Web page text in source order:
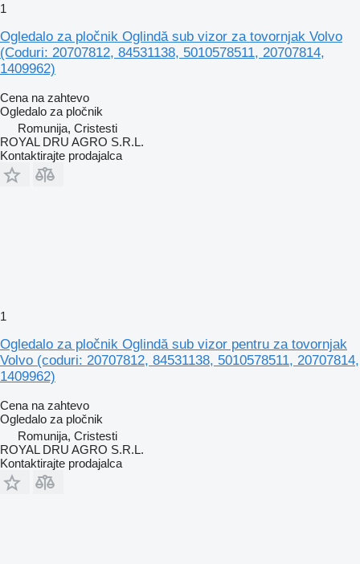
1
Ogledalo za pločnik Oglindă sub vizor za tovornjak Volvo
(Coduri: 20707812, 84531138, 5010578511, 20707814,
1409962)
Cena na zahtevo
Ogledalo za pločnik
Romunija, Cristesti
ROYAL DRU AGRO S.R.L.
Kontaktirajte prodajalca
1
Ogledalo za pločnik Oglindă sub vizor pentru za tovornjak
Volvo (coduri: 20707812, 84531138, 5010578511, 20707814,
1409962)
Cena na zahtevo
Ogledalo za pločnik
Romunija, Cristesti
ROYAL DRU AGRO S.R.L.
Kontaktirajte prodajalca